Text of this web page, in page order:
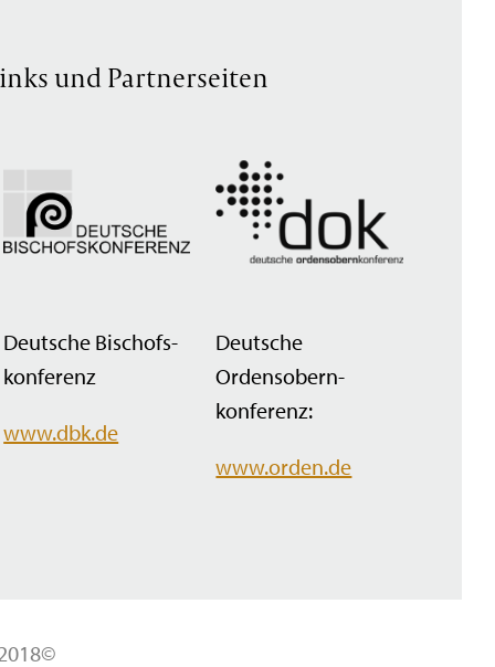
und Partnerseiten
Deutsche Bischofs­
konferenz
www.dbk.de
Deutsche
Ordensobern­
konferenz:
www.orden.de